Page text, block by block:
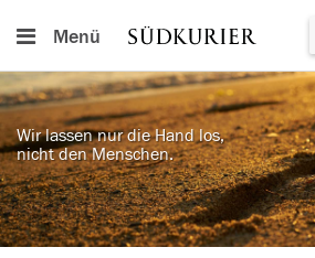
Menü
Wir lassen nur die Hand los,
nicht den Menschen.